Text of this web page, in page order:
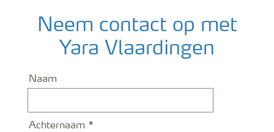
Neem contact op met
Yara Vlaardingen
Naam
Achternaam